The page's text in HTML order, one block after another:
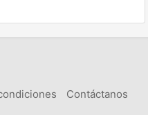
Contáctanos